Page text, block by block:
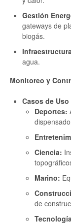
Gestión
gateways de
biogás.
agua.
Monitoreo y
Casos de
Deportes:
Ciencia:
Marino:
de